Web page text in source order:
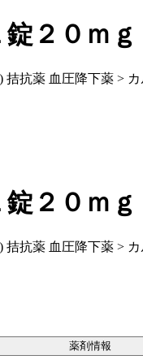
２０ｍｇ
拮抗薬 血圧降下薬 >
２０ｍｇ
拮抗薬 血圧降下薬 >
薬剤情報